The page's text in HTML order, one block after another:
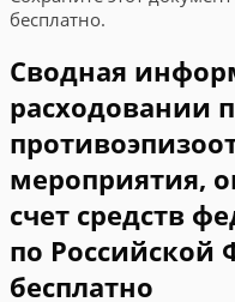
бесплатно.
Сводная
расходовании
мероприятия,
счет средств
по Российской
бесплатно